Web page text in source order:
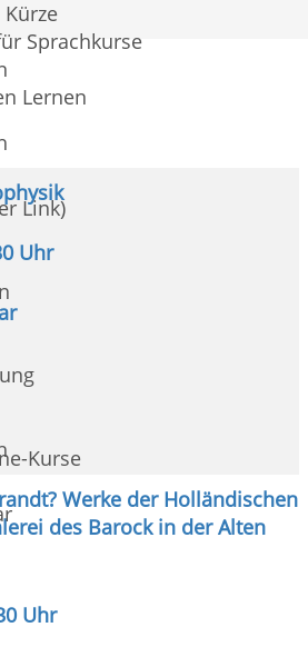
Sprachkurse
Lernen
Link)
Kurse
Uhr
Werke der Holländischen
des Barock in der Alten
Uhr